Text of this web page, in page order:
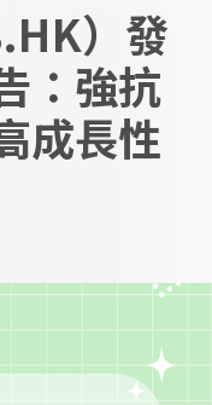
）發
：強抗
成長性